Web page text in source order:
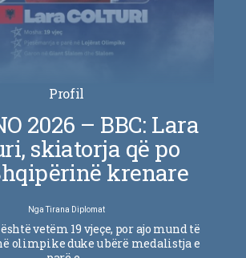
Profil
2026 – BBC: Lara
skiatorja që po
krenare
NgaTirana Diplomat
vetëm 19 vjeçe, por ajo mund të
olimpike duke u bërë medalistja e